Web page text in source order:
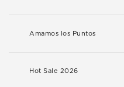
Amamos los Puntos
Hot Sale 2026